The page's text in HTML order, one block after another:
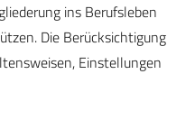
ins Berufsleben
Die Berücksichtigung
Einstellungen